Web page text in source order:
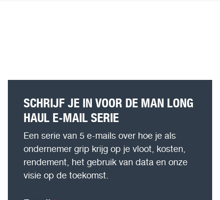
SCHRIJF JE IN VOOR DE MAN LONG
HAUL E-MAIL SERIE
Een serie van 5 e-mails over hoe je als
ondernemer grip krijg op je vloot, kosten,
rendement, het gebruik van data en onze
visie op de toekomst.